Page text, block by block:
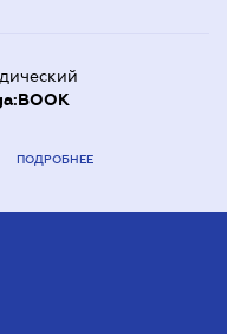
ПОДРОБНЕЕ